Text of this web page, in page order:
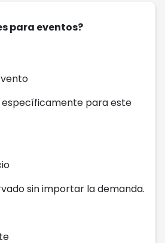
para eventos?
específicamente para este
sin importar la demanda.